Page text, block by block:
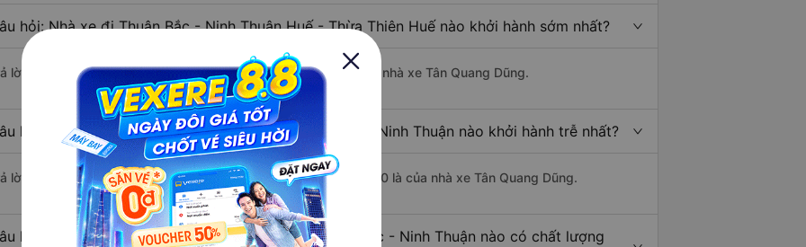
hỏi: Nhà xe đi Thuận Bắc - Ninh Thuận Huế - Thừa Thiên Huế nào khởi hành sớm nhất?
lời: Chuyến xe có giờ xuất phát sớm nhất vào lúc 17:31 là của nhà xe Tân Quang Dũng.
hỏi: Nhà xe đi Huế - Thừa Thiên Huế từ Thuận Bắc - Ninh Thuận nào khởi hành trễ nhất?
lời: Chuyến xe có giờ xuất phát trễ (muộn) nhất là vào lúc 20:30 là của nhà xe Tân Quang Dũng.
hỏi: Review xe đi Huế - Thừa Thiên Huế từ Thuận Bắc - Ninh Thuận nào có chất lượng